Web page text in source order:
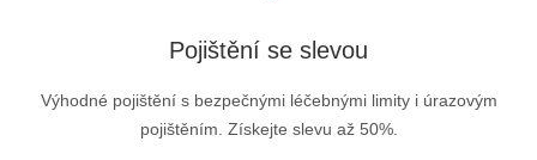
Pojištění se slevou
Výhodné pojištění s bezpečnými léčebnými limity i úrazovým
pojištěním. Získejte slevu až 50%.